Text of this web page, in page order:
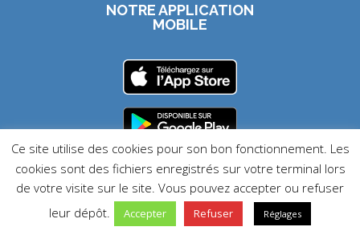
NOTRE APPLICATION
MOBILE
MENTIONS LÉGALES |DONNÉES PERSONNELLES |SITE
ACCESSIBLE
VotreAppli.fr
Ce site utilise des cookies pour son bon fonctionnement. Les
cookies sont des fichiers enregistrés sur votre terminal lors
de votre visite sur le site. Vous pouvez accepter ou refuser
leur dépôt.
Accepter Refuser Réglages